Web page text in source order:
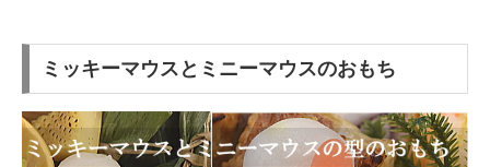
ミッキーマウスとミニーマウスのおもち